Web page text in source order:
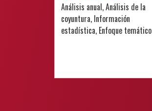
Análisis anual, Análisis de la
coyuntura, Información
estadística, Enfoque temático